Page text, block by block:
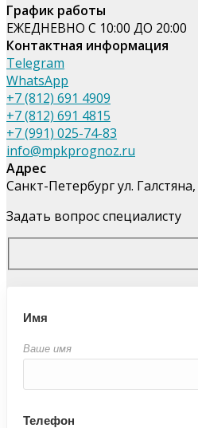
График работы
ЕЖЕДНЕВНО С 10:00 ДО 20:00
Контактная информация
Telegram
WhatsApp
+7 (812) 691 4909
+7 (812) 691 4815
+7 (991) 025-74-83
info@mpkprognoz.ru
Адрес
Санкт-Петербург ул. Галстяна,
Задать вопрос специалисту
Имя
Ваше имя
Телефон